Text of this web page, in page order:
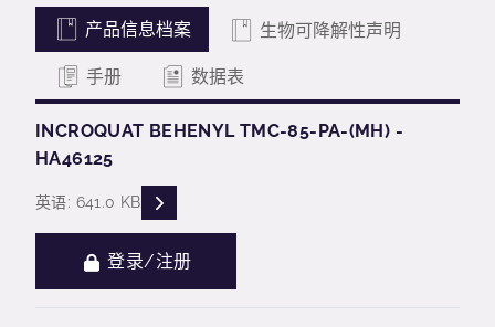
产品信息档案 生物可降解性声明
手册 数据表
INCROQUAT BEHENYL TMC-85-PA-(MH) -
HA46125
英语: 641.0 KB READ DESCRIPTIONS
登录/注册